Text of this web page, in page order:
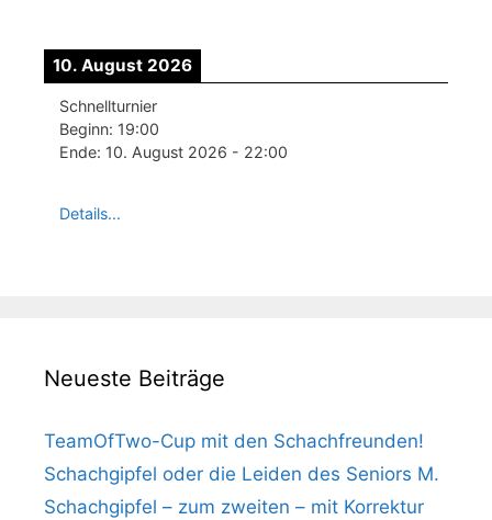
10. August 2026
Schnellturnier
Beginn: 19:00
Ende: 10. August 2026 - 22:00
Details...
Neueste Beiträge
TeamOfTwo-Cup mit den Schachfreunden!
Schachgipfel oder die Leiden des Seniors M.
Schachgipfel – zum zweiten – mit Korrektur